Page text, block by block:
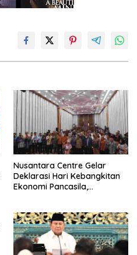
Nusantara Centre Gelar
Deklarasi Hari Kebangkitan
Ekonomi Pancasila,
Penjajahan (Pergolakan
Ekonomi Politik Indonesia) &
Simposium Nasional “Urgensi
Undang-Undang